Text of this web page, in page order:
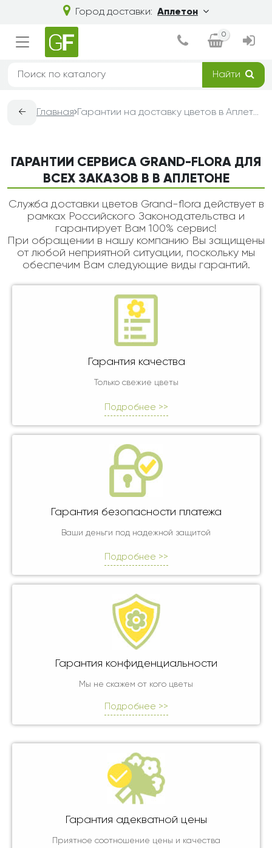
Город доставки: Аплетон
0
Найти
← Главная Гарантии на доставку цветов в Аплетоне — Grand-Flora
ГАРАНТИИ СЕРВИСА GRAND-FLORA ДЛЯ
ВСЕХ ЗАКАЗОВ В В АПЛЕТОНЕ
Служба доставки цветов Grand-flora действует в
рамках Российского Законодательства и
гарантирует Вам 100% сервис!
При обращении в нашу компанию Вы защищены
от любой неприятной ситуации, поскольку мы
обеспечим Вам следующие виды гарантий.
Гарантия качества
Только свежие цветы
Подробнее >>
Гарантия безопасности платежа
Ваши деньги под надежной защитой
Подробнее >>
Гарантия конфиденциальности
Мы не скажем от кого цветы
Подробнее >>
Гарантия адекватной цены
Приятное соотношение цены и качества